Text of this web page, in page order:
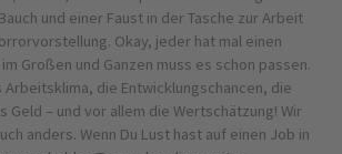
und einer Faust in der Tasche zur Arbeit
Okay, jeder hat mal einen
Großen und Ganzen muss es schon passen.
Arbeitsklima, die Entwicklungschancen, die
Geld – und vor allem die Wertschätzung! Wir
anders. Wenn Du Lust hast auf einen Job in